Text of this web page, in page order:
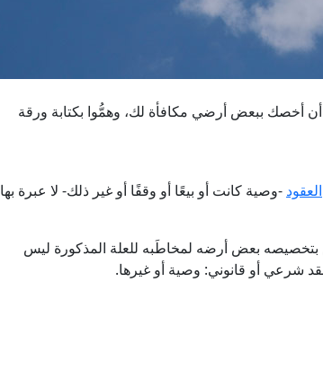
أخصك ببعض أرضي مكافأة لك، وهمُّوا بكتابة ورقة
العقود -وصية كانت أو بيعًا أو وقفًا أو غير ذلك- لا عبرة بها
بعض أرضه لمخاطَبه للعلة المذكورة ليس
شرعي أو قانوني: وصية أو غيرها.